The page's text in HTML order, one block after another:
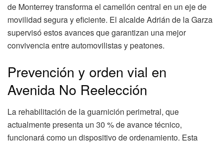
de Monterrey transforma el camellón central en un eje de
movilidad segura y eficiente. El alcalde Adrián de la Garza
supervisó estos avances que garantizan una mejor
convivencia entre automovilistas y peatones.
Prevención y orden vial en
Avenida No Reelección
La rehabilitación de la guarnición perimetral, que
actualmente presenta un 30 % de avance técnico,
funcionará como un dispositivo de ordenamiento. Esta